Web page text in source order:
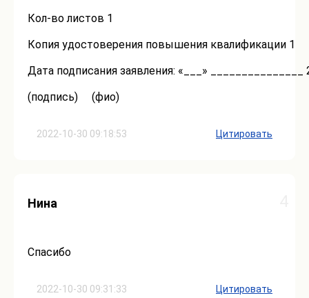
2022-10-30 09:18:53
Кол-во листов 1
Копия удостоверения повышения квалификации 1
Дата подписания заявления: «___» _______________
(подпись) (фио)
Цитировать
2022-10-30 09:31:33
Нина
Спасибо
Цитировать